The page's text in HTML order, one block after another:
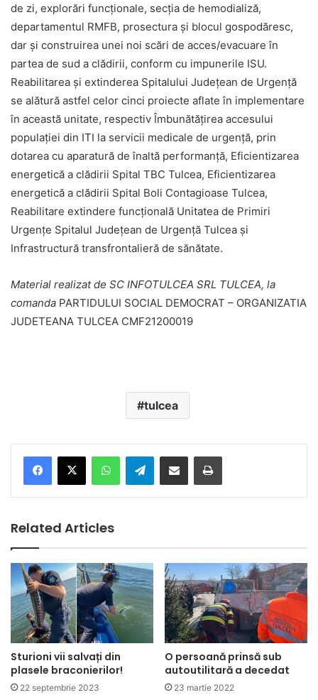
de zi, explorări funcționale, secția de hemodializă,
departamentul RMFB, prosectura și blocul gospodăresc,
dar și construirea unei noi scări de acces/evacuare în
partea de sud a clădirii, conform cu impunerile ISU.
Reabilitarea și extinderea Spitalului Județean de Urgență
se alătură astfel celor cinci proiecte aflate în implementare
în această unitate, respectiv Îmbunătățirea accesului
populației din ITI la servicii medicale de urgență, prin
dotarea cu aparatură de înaltă performanță, Eficientizarea
energetică a clădirii Spital TBC Tulcea, Eficientizarea
energetică a clădirii Spital Boli Contagioase Tulcea,
Reabilitare extindere funcțională Unitatea de Primiri
Urgențe Spitalul Județean de Urgență Tulcea și
Infrastructură transfrontalieră de sănătate.
Material realizat de SC INFOTULCEA SRL TULCEA, la
comanda PARTIDULUI SOCIAL DEMOCRAT – ORGANIZATIA
JUDETEANA TULCEA CMF21200019
tulcea
Telegram
Related Articles
Sturioni vii salvați din
plasele braconierilor!
22 septembrie 2023
O persoană prinsă sub
autoutilitară a decedat
23 martie 2022